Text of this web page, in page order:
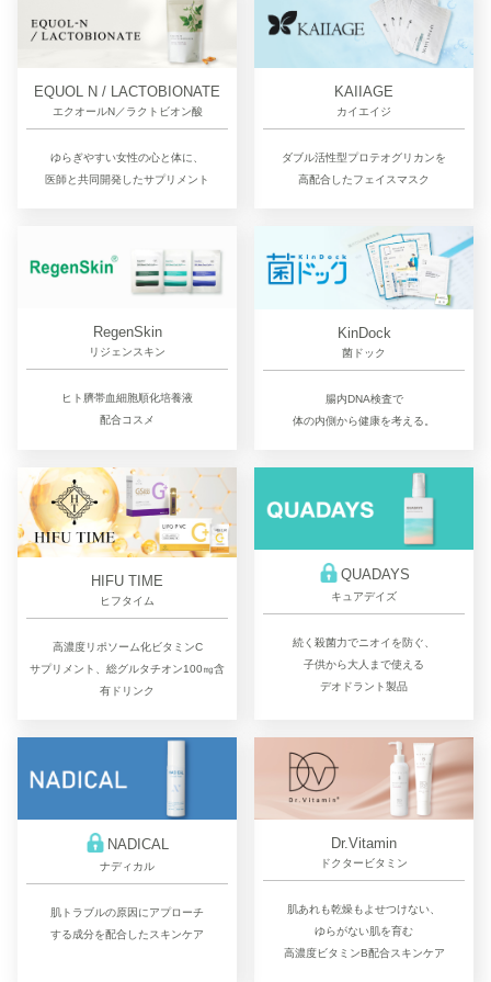
EQUOL N / LACTOBIONATE
エクオールN／ラクトビオン酸
ゆらぎやすい女性の心と体に、
医師と共同開発したサプリメント
KAIIAGE
カイエイジ
ダブル活性型プロテオグリカンを
高配合したフェイスマスク
RegenSkin
リジェンスキン
ヒト臍帯血細胞順化培養液
配合コスメ
KinDock
菌ドック
腸内DNA検査で
体の内側から健康を考える。
HIFU TIME
ヒフタイム
高濃度リポソーム化ビタミンC
サプリメント、総グルタチオン100㎎含
有ドリンク
QUADAYS
キュアデイズ
続く殺菌力でニオイを防ぐ、
子供から大人まで使える
デオドラント製品
NADICAL
ナディカル
肌トラブルの原因にアプローチ
する成分を配合したスキンケア
Dr.Vitamin
ドクタービタミン
肌あれも乾燥もよせつけない、
ゆらがない肌を育む
高濃度ビタミンB配合スキンケア